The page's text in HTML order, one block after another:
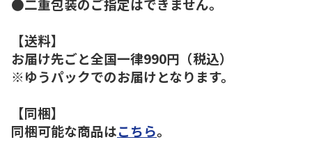
【送料】
お届け先ごと全国一律990円（税込）
※ゆうパックでのお届けとなります。
【同梱】
同梱可能な商品はこちら。